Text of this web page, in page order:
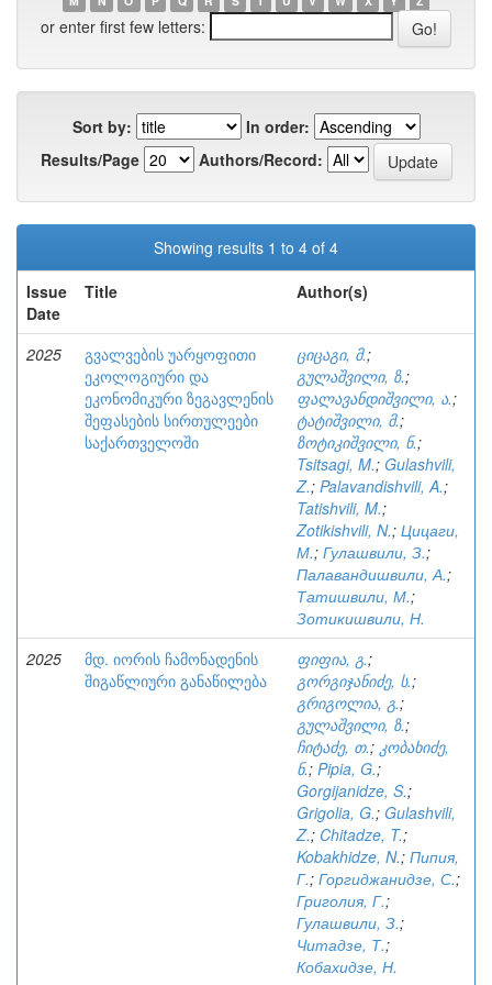
or enter first few letters:
Sort by:
In order:
Results/Page
Authors/Record:
Showing results 1 to 4 of 4
Issue
Date
Title Author(s)
2025
გვალვების უარყოფითი
ეკოლოგიური და
ეკონომიკური ზეგავლენის
შეფასების სირთულეები
საქართველოში
ციცაგი, მ.;
გულაშვილი, ზ.;
ფალავანდიშვილი, ა.;
ტატიშვილი, მ.;
ზოტიკიშვილი, ნ.;
Tsitsagi, M.; Gulashvili,
Z.; Palavandishvili, A.;
Tatishvili, M.;
Zotikishvili, N.; Цицаги,
М.; Гулашвили, З.;
Палавандишвили, А.;
Татишвили, М.;
Зотикишвили, Н.
2025
მდ. იორის ჩამონადენის
შიგაწლიური განაწილება
ფიფია, გ.;
გორგიჯანიძე, ს.;
გრიგოლია, გ.;
გულაშვილი, ზ.;
ჩიტაძე, თ.; კობახიძე,
ნ.; Pipia, G.;
Gorgijanidze, S.;
Grigolia, G.; Gulashvili,
Z.; Chitadze, T.;
Kobakhidze, N.; Пипия,
Г.; Горгиджанидзе, С.;
Григолия, Г.;
Гулашвили, З.;
Читадзе, Т.;
Кобахидзе, Н.